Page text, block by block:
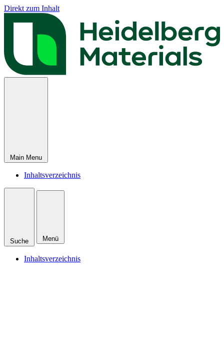
Direkt zum Inhalt
Main Menu
Inhaltsverzeichnis
Suche Menü
Inhaltsverzeichnis